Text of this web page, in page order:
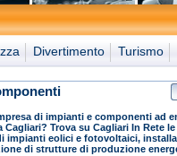
Divertimento Turismo
di impianti e componenti ad
Cagliari? Trova su Cagliari In Rete
impianti eolici e fotovoltaici,
di strutture di produzione